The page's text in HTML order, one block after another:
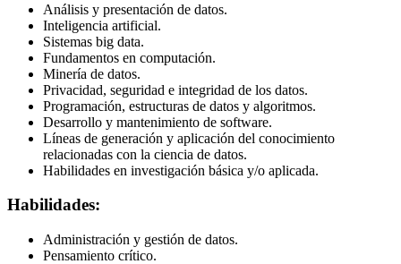
Análisis y presentación de datos.
Inteligencia artificial.
Sistemas big data.
Fundamentos en computación.
Minería de datos.
Privacidad, seguridad e integridad de los datos.
Programación, estructuras de datos y algoritmos.
Desarrollo y mantenimiento de software.
Líneas de generación y aplicación del conocimiento
relacionadas con la ciencia de datos.
Habilidades en investigación básica y/o aplicada.
Habilidades:
Administración y gestión de datos.
Pensamiento crítico.